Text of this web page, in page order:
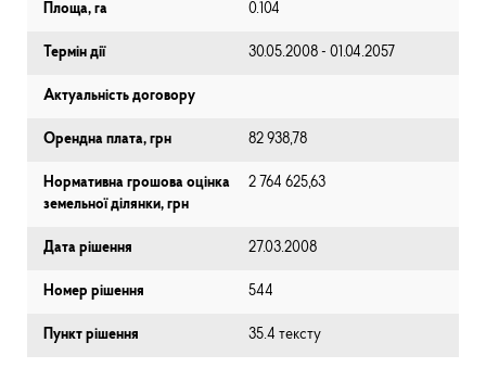
Площа, га 0.104
Термін дії 30.05.2008 - 01.04.2057
Актуальність договору
Орендна плата, грн 82 938,78
Нормативна грошова оцінка
земельної ділянки, грн
2 764 625,63
Дата рішення 27.03.2008
Номер рішення 544
Пункт рішення 35.4 тексту